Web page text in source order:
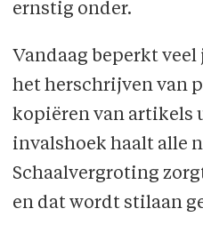
ernstig onder.
Vandaag beperkt
het herschrijven van
kopiëren van artikels
invalshoek haalt alle
Schaalvergroting
en dat wordt stilaan